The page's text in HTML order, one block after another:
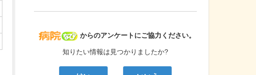
病院なび
からのアンケートにご協力ください。
知りたい情報は見つかりましたか?